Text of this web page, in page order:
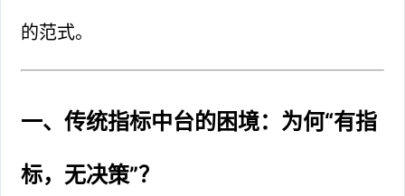
的范式。
一、传统指标中台的困境：为何“有指
标，无决策”？